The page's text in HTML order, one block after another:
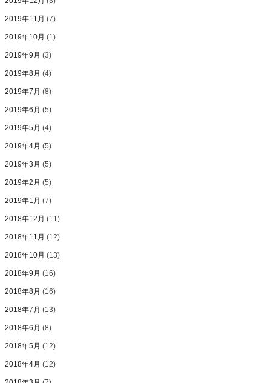
2019年11月 (7)
2019年10月 (1)
2019年9月 (3)
2019年8月 (4)
2019年7月 (8)
2019年6月 (5)
2019年5月 (4)
2019年4月 (5)
2019年3月 (5)
2019年2月 (5)
2019年1月 (7)
2018年12月 (11)
2018年11月 (12)
2018年10月 (13)
2018年9月 (16)
2018年8月 (16)
2018年7月 (13)
2018年6月 (8)
2018年5月 (12)
2018年4月 (12)